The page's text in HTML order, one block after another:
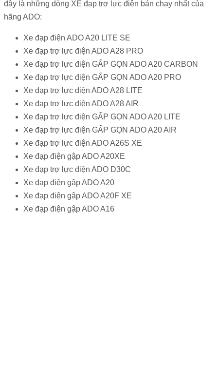
đây là những dòng XE đạp trợ lực điện bán chạy nhất của
hãng ADO:
Xe đạp điện ADO A20 LITE SE
Xe đạp trợ lực điện ADO A28 PRO
Xe đạp trợ lực điện GẤP GỌN ADO A20 CARBON
Xe đạp trợ lực điện GẤP GỌN ADO A20 PRO
Xe đạp trợ lực điện ADO A28 LITE
Xe đạp trợ lực điện ADO A28 AIR
Xe đạp trợ lực điện GẤP GỌN ADO A20 LITE
Xe đạp trợ lực điện GẤP GỌN ADO A20 AIR
Xe đạp trợ lực điện ADO A26S XE
Xe đạp điện gập ADO A20XE
Xe đạp trợ lực điện ADO D30C
Xe đạp điện gập ADO A20
Xe đạp điện gập ADO A20F XE
Xe đạp điện gập ADO A16